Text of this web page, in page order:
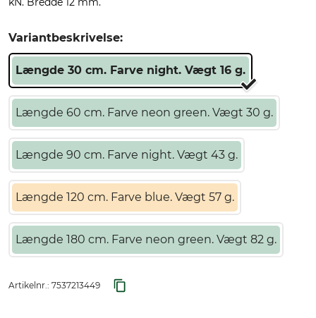
Variantbeskrivelse:
Længde 30 cm. Farve night. Vægt 16 g.
Længde 60 cm. Farve neon green. Vægt 30 g.
Længde 90 cm. Farve night. Vægt 43 g.
Længde 120 cm. Farve blue. Vægt 57 g.
Længde 180 cm. Farve neon green. Vægt 82 g.
Artikelnr.: 7537213449